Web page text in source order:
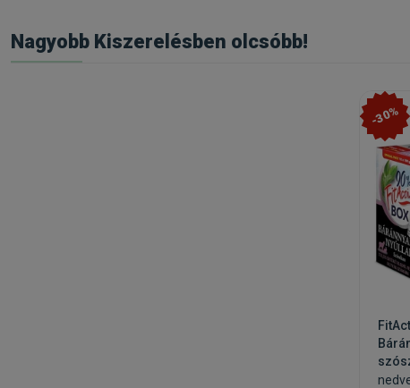
Nagyobb Kiszerelésben olcsóbb!
-30%